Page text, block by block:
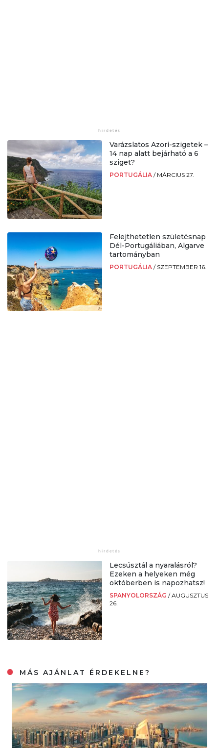
Varázslatos Azori-szigetek –
14 nap alatt bejárható a 6
sziget?
PORTUGÁLIA / MÁRCIUS 27.
Felejthetetlen születésnap
Dél-Portugáliában, Algarve
tartományban
PORTUGÁLIA / SZEPTEMBER 16.
Lecsúsztál a nyaralásról?
Ezeken a helyeken még
októberben is napozhatsz!
SPANYOLORSZÁG /AUGUSZTUS
26.
MÁS AJÁNLAT ÉRDEKELNE?